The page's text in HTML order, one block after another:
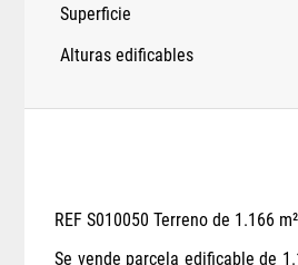
Superficie
Alturas edificables
REF S010050 Terreno de 1.166
Se vende parcela edificable de